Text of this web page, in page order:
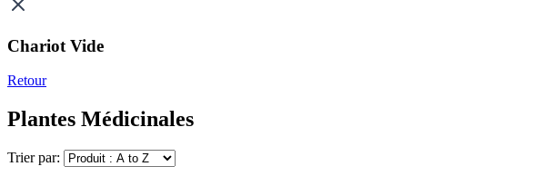
Chariot Vide
Retour
Plantes Médicinales
Trier par: